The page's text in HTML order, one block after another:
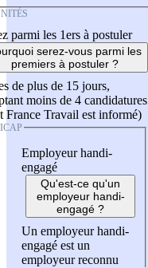
parmi les 1ers à postuler
serez-vous parmi les
premiers à postuler ?
de plus de 15 jours,
moins de 4 candidatures
France Travail est informé)
Employeur handi-
engagé
Qu'est-ce qu'un
employeur handi-
engagé ?
Un employeur handi-
engagé est un
employeur reconnu